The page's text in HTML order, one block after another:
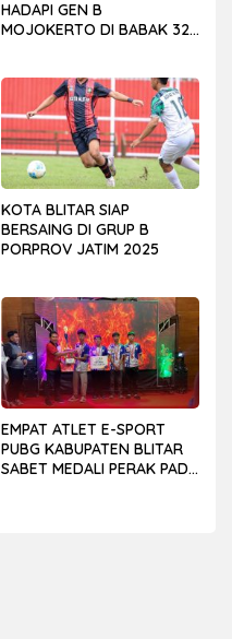
HADAPI GEN B
MOJOKERTO DI BABAK 32
KOTA BLITAR SIAP
BERSAING DI GRUP B
PORPROV JATIM 2025
EMPAT ATLET E-SPORT
PUBG KABUPATEN BLITAR
SABET MEDALI PERAK PADA